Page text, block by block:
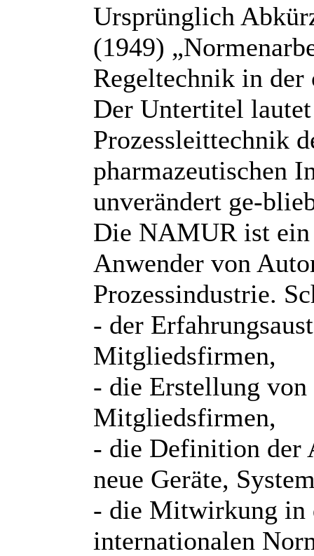
Ursprünglich
(1949)
Regeltechnik in der
Der Untertitel
Prozessleittechnik
pharmazeutischen
unverändert ge-
Die NAMUR ist ein
Anwender von
Prozessindustrie.
- der
Mitgliedsfirmen,
- die Erstellung
Mitgliedsfirmen,
- die Definition der
neue Geräte,
- die Mitwirkung in
internationalen